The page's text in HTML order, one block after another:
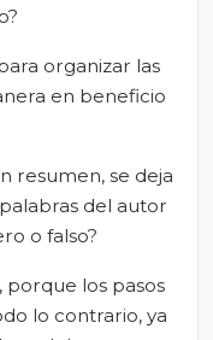
organizar las
en beneficio
resumen, se deja
del autor
o falso?
porque los pasos
lo contrario, ya